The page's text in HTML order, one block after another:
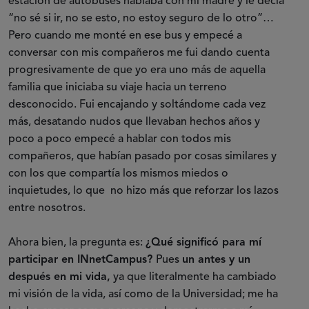
“no sé si ir, no se esto, no estoy seguro de lo otro”…
Pero cuando me monté en ese bus y empecé a
conversar con mis compañeros me fui dando cuenta
progresivamente de que yo era uno más de aquella
familia que iniciaba su viaje hacia un terreno
desconocido. Fui encajando y soltándome cada vez
más, desatando nudos que llevaban hechos años y
poco a poco empecé a hablar con todos mis
compañeros, que habían pasado por cosas similares y
con los que compartía los mismos miedos o
inquietudes, lo que no hizo más que reforzar los lazos
entre nosotros.
Ahora bien, la pregunta es: ¿Qué significó para mí
participar en INnetCampus? Pues un antes y un
después en mi vida, ya que literalmente ha cambiado
mi visión de la vida, así como de la Universidad; me ha